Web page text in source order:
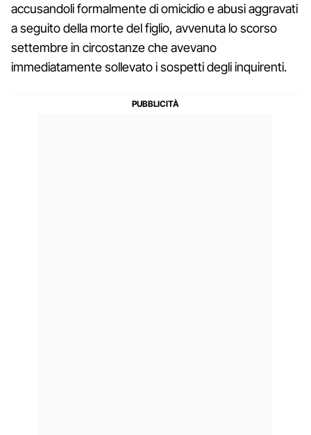
accusandoli formalmente di omicidio e abusi aggravati
a seguito della morte del figlio, avvenuta lo scorso
settembre in circostanze che avevano
immediatamente sollevato i sospetti degli inquirenti.